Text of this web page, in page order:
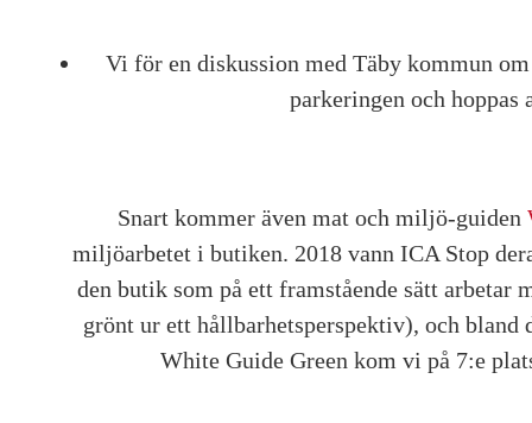
Vi för en diskussion med Täby kommun
parkeringen och hoppas
Snart kommer även mat och miljö-guiden
miljöarbetet i butiken. 2018 vann ICA Stop
den butik som på ett framstående sätt
grönt ur ett hållbarhetsperspektiv), och bland
White Guide Green kom vi på 7:e